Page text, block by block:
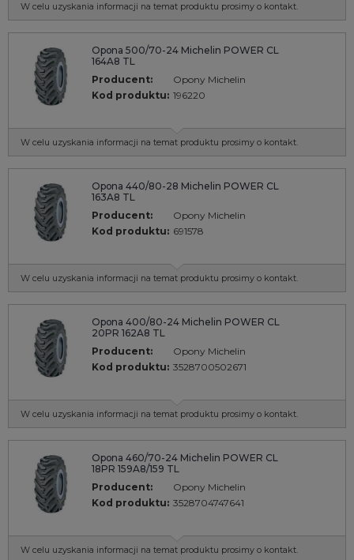
W celu uzyskania informacji na temat produktu prosimy o kontakt.
Opona 500/70-24 Michelin POWER CL
164A8 TL
Producent:
Opony Michelin
Kod produktu: 196220
W celu uzyskania informacji na temat produktu prosimy o kontakt.
Opona 440/80-28 Michelin POWER CL
163A8 TL
Producent:
Opony Michelin
Kod produktu: 691578
W celu uzyskania informacji na temat produktu prosimy o kontakt.
Opona 400/80-24 Michelin POWER CL
20PR 162A8 TL
Producent:
Opony Michelin
Kod produktu: 3528700502671
W celu uzyskania informacji na temat produktu prosimy o kontakt.
Opona 460/70-24 Michelin POWER CL
18PR 159A8/159 TL
Producent:
Opony Michelin
Kod produktu: 3528704747641
W celu uzyskania informacji na temat produktu prosimy o kontakt.